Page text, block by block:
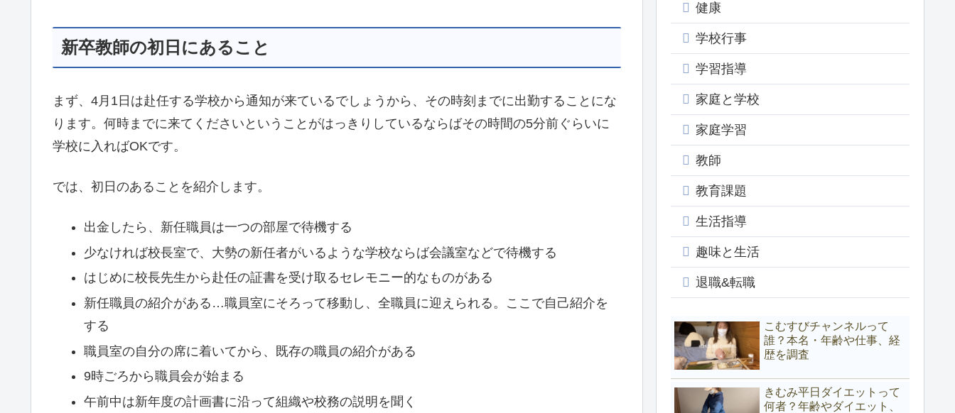
新卒教師の初日にあること
まず、4月1日は赴任する学校から通知が来ているでしょうから、その時刻までに出勤することにな
ります。何時までに来てくださいということがはっきりしているならばその時間の5分前ぐらいに
学校に入ればOKです。
では、初日のあることを紹介します。
出金したら、新任職員は一つの部屋で待機する
少なければ校長室で、大勢の新任者がいるような学校ならば会議室などで待機する
はじめに校長先生から赴任の証書を受け取るセレモニー的なものがある
新任職員の紹介がある…職員室にそろって移動し、全職員に迎えられる。ここで自己紹介を
する
職員室の自分の席に着いてから、既存の職員の紹介がある
9時ごろから職員会が始まる
午前中は新年度の計画書に沿って組織や校務の説明を聞く
健康
学校行事
学習指導
家庭と学校
家庭学習
教師
教育課題
生活指導
趣味と生活
退職&転職
こむすびチャンネルって
誰？本名・年齢や仕事、経
歴を調査
きむみ平日ダイエットって
何者？年齢やダイエット、